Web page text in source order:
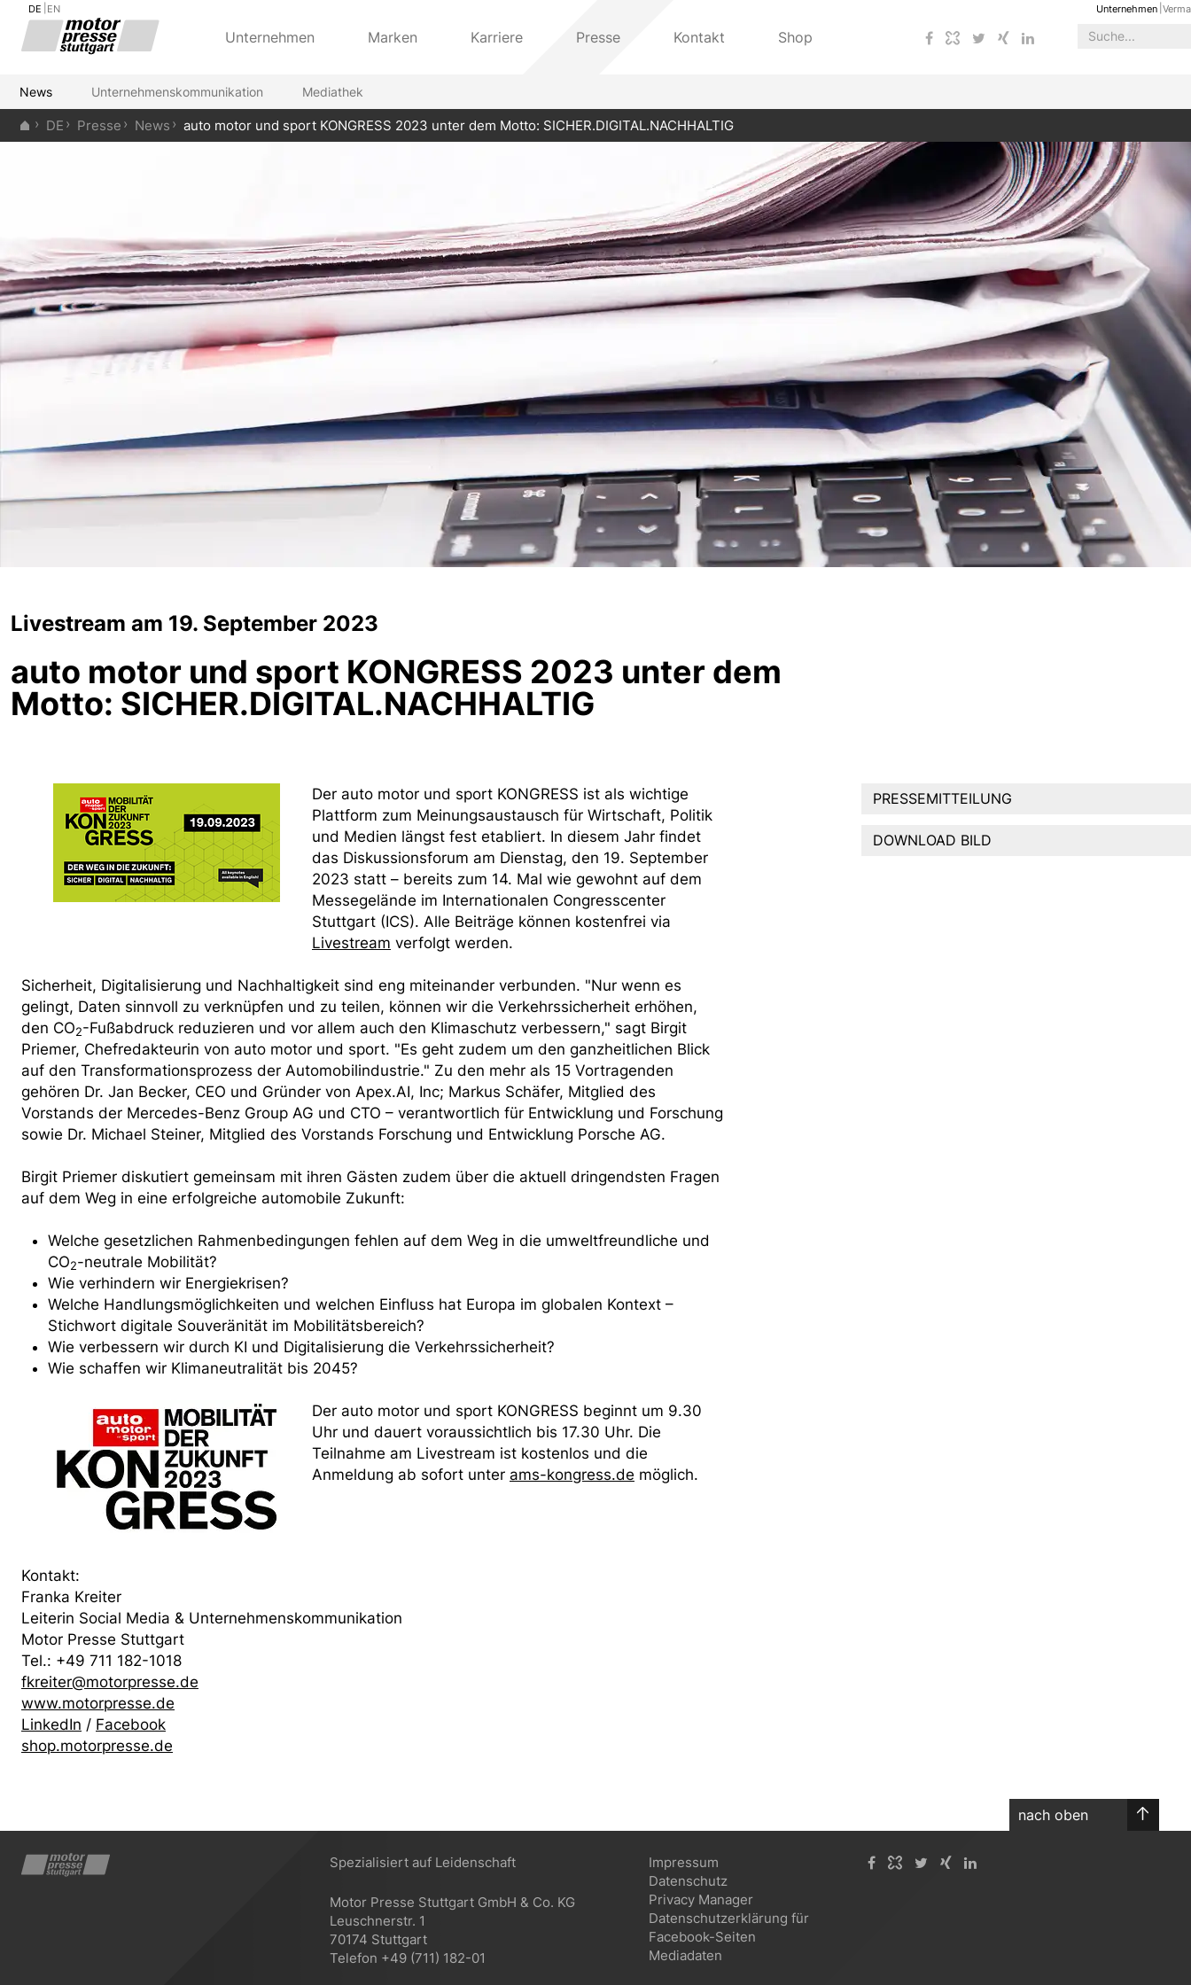
DE EN Unternehmen
Unternehmen Marken Karriere Presse
News Unternehmenskommunikation Mediathek
Kontakt Shop
DE Presse News auto motor und sport KONGRESS 2023 unter dem Motto: SICHER.DIGITAL.NACHHALTIG
Livestream am 19. September 2023
auto motor und sport KONGRESS 2023 unter dem
Motto: SICHER.DIGITAL.NACHHALTIG
Der auto motor und sport KONGRESS ist als wichtige
Plattform zum Meinungsaustausch für Wirtschaft, Politik
und Medien längst fest etabliert. In diesem Jahr findet
das Diskussionsforum am Dienstag, den 19. September
2023 statt – bereits zum 14. Mal wie gewohnt auf dem
Messegelände im Internationalen Congresscenter
Stuttgart (ICS). Alle Beiträge können kostenfrei via
Livestream verfolgt werden.
Sicherheit, Digitalisierung und Nachhaltigkeit sind eng miteinander verbunden. "Nur wenn es
gelingt, Daten sinnvoll zu verknüpfen und zu teilen, können wir die Verkehrssicherheit erhöhen,
den CO2-Fußabdruck reduzieren und vor allem auch den Klimaschutz verbessern," sagt Birgit
Priemer, Chefredakteurin von auto motor und sport. "Es geht zudem um den ganzheitlichen Blick
auf den Transformationsprozess der Automobilindustrie." Zu den mehr als 15 Vortragenden
gehören Dr. Jan Becker, CEO und Gründer von Apex.AI, Inc; Markus Schäfer, Mitglied des
Vorstands der Mercedes-Benz Group AG und CTO – verantwortlich für Entwicklung und Forschung
sowie Dr. Michael Steiner, Mitglied des Vorstands Forschung und Entwicklung Porsche AG.
Birgit Priemer diskutiert gemeinsam mit ihren Gästen zudem über die aktuell dringendsten Fragen
auf dem Weg in eine erfolgreiche automobile Zukunft:
Welche gesetzlichen Rahmenbedingungen fehlen auf dem Weg in die umweltfreundliche und
CO2-neutrale Mobilität?
Wie verhindern wir Energiekrisen?
Welche Handlungsmöglichkeiten und welchen Einfluss hat Europa im globalen Kontext –
Stichwort digitale Souveränität im Mobilitätsbereich?
Wie verbessern wir durch KI und Digitalisierung die Verkehrssicherheit?
Wie schaffen wir Klimaneutralität bis 2045?
Der auto motor und sport KONGRESS beginnt um 9.30
Uhr und dauert voraussichtlich bis 17.30 Uhr. Die
Teilnahme am Livestream ist kostenlos und die
Anmeldung ab sofort unter ams-kongress.de möglich.
Kontakt:
Franka Kreiter
Leiterin Social Media & Unternehmenskommunikation
Motor Presse Stuttgart
Tel.: +49 711 182-1018
fkreiter@motorpresse.de
www.motorpresse.de
LinkedIn / Facebook
shop.motorpresse.de
PRESSEMITTEILUNG
DOWNLOAD BILD
nach oben
Spezialisiert auf Leidenschaft
Motor Presse Stuttgart GmbH & Co. KG
Leuschnerstr. 1
70174 Stuttgart
Telefon +49 (711) 182-01
Impressum
Datenschutz
Privacy Manager
Datenschutzerklärung für
Facebook-Seiten
Mediadaten